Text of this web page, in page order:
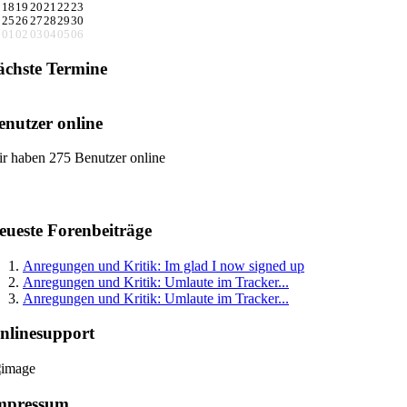
18 19 20212223
2526 27282930
01 02 03 04 05 06
Termine
online
haben 275 Benutzer online
Forenbeiträge
Anregungen und Kritik: Im glad I now signed up
Anregungen und Kritik: Umlaute im Tracker...
Anregungen und Kritik: Umlaute im Tracker...